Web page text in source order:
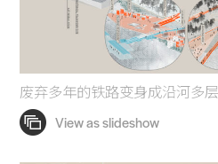
废弃多年的铁路变身成沿河多